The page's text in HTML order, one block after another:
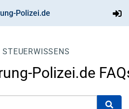
Polizei.de
Polizei.de